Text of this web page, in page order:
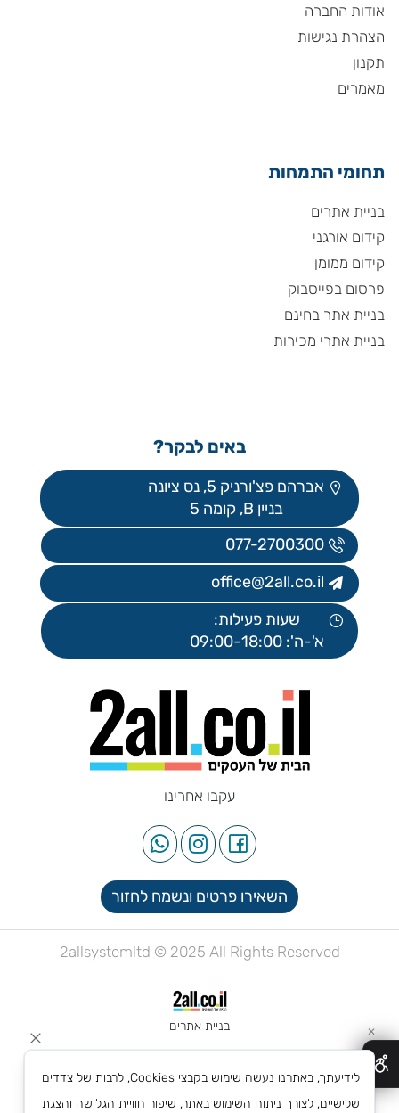
אודות החברה
הצהרת נגישות
תקנון
מאמרים
תחומי התמחות
בניית אתרים
קידום אורגני
קידום ממומן
פרסום בפייסבוק
בניית אתר בחינם
בניית אתרי מכירות
באים לבקר?
אברהם פצ'ורניק 5, נס ציונה
בניין B, קומה 5
077-2700300
office@2all.co.il
שעות פעילות:
א'-ה': 09:00-18:00
עקבו אחרינו
השאירו פרטים ונשמח לחזור
2allsystemltd © 2025 All Rights Reserved
בניית אתרים ✕
לידיעתך, באתרנו נעשה שימוש בקבצי Cookies, לרבות של צדדים
שלישיים, לצורך ניתוח השימוש באתר, שיפור חוויית הגלישה והצגת